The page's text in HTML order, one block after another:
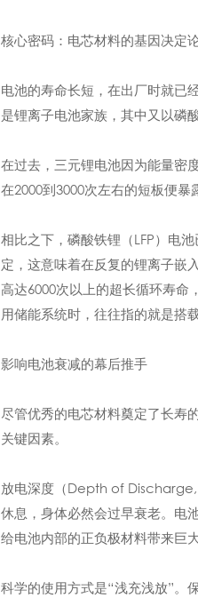
核心密码：电芯材料的基因决定
电池的寿命长短，在出厂时就已
是锂离子电池家族，其中又以磷
在过去，三元锂电池因为能量密
在2000到3000次左右的短板便暴
相比之下，磷酸铁锂（LFP）电
定，这意味着在反复的锂离子嵌
高达6000次以上的超长循环寿命
用储能系统时，往往指的就是搭
影响电池衰减的幕后推手
尽管优秀的电芯材料奠定了长寿
关键因素。
放电深度（Depth of Discharge,
休息，身体必然会过早衰老。电
给电池内部的正负极材料带来巨
科学的使用方式是“浅充浅放”。